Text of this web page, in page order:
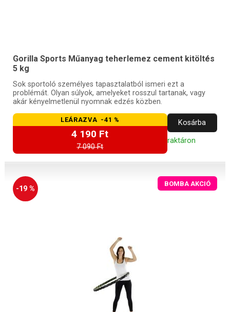
Gorilla Sports Műanyag teherlemez cement kitöltés
5 kg
Sok sportoló személyes tapasztalatból ismeri ezt a
problémát. Olyan súlyok, amelyeket rosszul tartanak, vagy
akár kényelmetlenül nyomnak edzés közben.
LEÁRAZVA -41 %
4 190 Ft
7 090 Ft
Kosárba
raktáron
-19 %
BOMBA AKCIÓ